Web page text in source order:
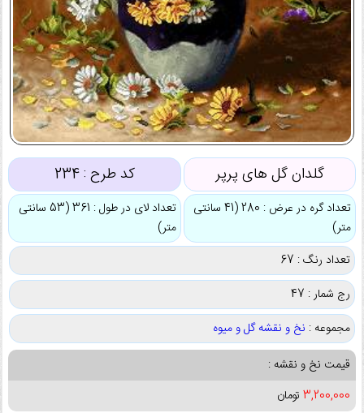
گلدان گل های پرپر کد طرح :234
تعداد گره در عرض : 280 (41 سانتی
متر)
تعداد لای در طول : 361 (53 سانتی
متر)
تعداد رنگ : 67
رج شمار : 47
مجموعه : نخ و نقشه گل و میوه
قیمت نخ و نقشه :
3,200,000 تومان